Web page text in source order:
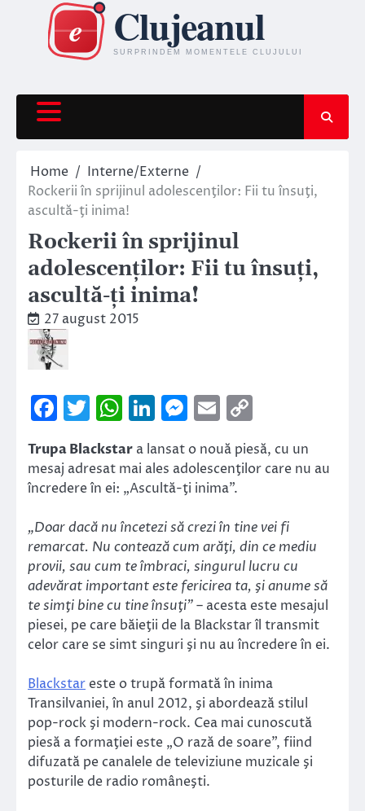
content
Home
Interne/Externe
Rockerii în sprijinul adolescenţilor: Fii tu însuţi,
ascultă-ţi inima!
Rockerii în sprijinul
adolescenţilor: Fii tu însuţi,
ascultă-ţi inima!
27 august 2015
Facebook
Twitter
WhatsApp
LinkedIn
Messenger
Email
Link
Trupa Blackstar a lansat o nouă piesă, cu un
mesaj adresat mai ales adolescenţilor care nu au
încredere în ei: „Ascultă-ţi inima”.
„Doar dacă nu încetezi să crezi în tine vei fi
remarcat. Nu contează cum arăţi, din ce mediu
provii, sau cum te îmbraci, singurul lucru cu
adevărat important este fericirea ta, şi anume să
te simţi bine cu tine însuţi”– acesta este mesajul
piesei, pe care băieţii de la Blackstar îl transmit
celor care se simt singuri şi nu au încredere în ei.
Blackstar este o trupă formată în inima
Transilvaniei, în anul 2012, şi abordează stilul
pop-rock şi modern-rock. Cea mai cunoscută
piesă a formaţiei este „O rază de soare”, fiind
difuzată pe canalele de televiziune muzicale şi
posturile de radio româneşti.